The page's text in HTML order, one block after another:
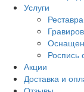
Услуги
Роспись
Акции
Доставка и